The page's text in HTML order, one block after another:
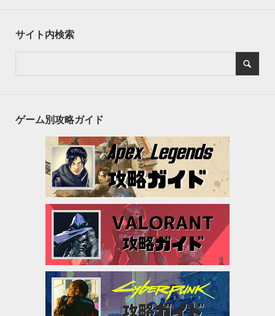
サイト内検索
ゲーム別攻略ガイド